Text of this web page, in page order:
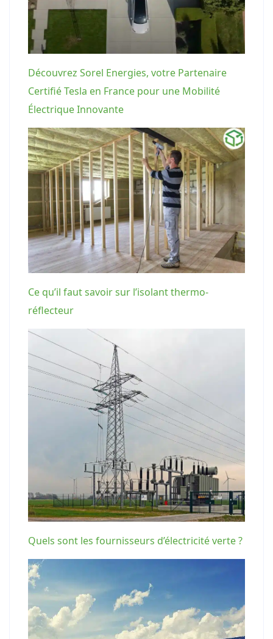
Découvrez Sorel Energies, votre Partenaire
Certifié Tesla en France pour une Mobilité
Électrique Innovante
Ce qu’il faut savoir sur l’isolant thermo-
réflecteur
Quels sont les fournisseurs d’électricité verte ?